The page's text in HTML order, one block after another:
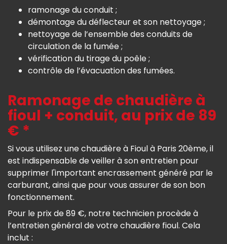
ramonage du conduit ;
démontage du déflecteur et son nettoyage ;
nettoyage de l’ensemble des conduits de
circulation de la fumée ;
vérification du tirage du poêle ;
contrôle de l’évacuation des fumées.
Ramonage de chaudière à
fioul + conduit, au prix de 89
€ *
Si vous utilisez une chaudière à Fioul à Paris 20ème, il
est indispensable de veiller à son entretien pour
supprimer l'important encrassement généré par le
carburant, ainsi que pour vous assurer de son bon
fonctionnement.
Pour le prix de 89 €, notre technicien procède à
l’entretien général de votre chaudière fioul. Cela
inclut :